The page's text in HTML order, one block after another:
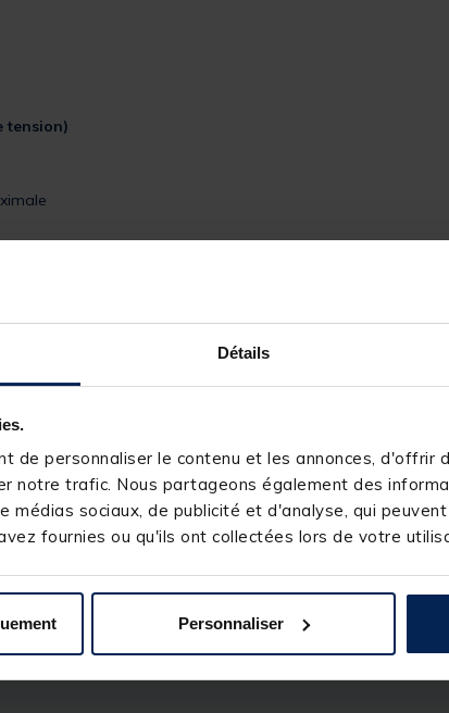
Détails
de personnaliser le contenu et les annonces, d'offrir
notre trafic. Nous partageons également des
médias sociaux, de publicité et d'analyse, qui
fournies ou qu'ils ont collectées lors de votre
Personnaliser
tension)
et piques du marché
vos swingers
245327-1